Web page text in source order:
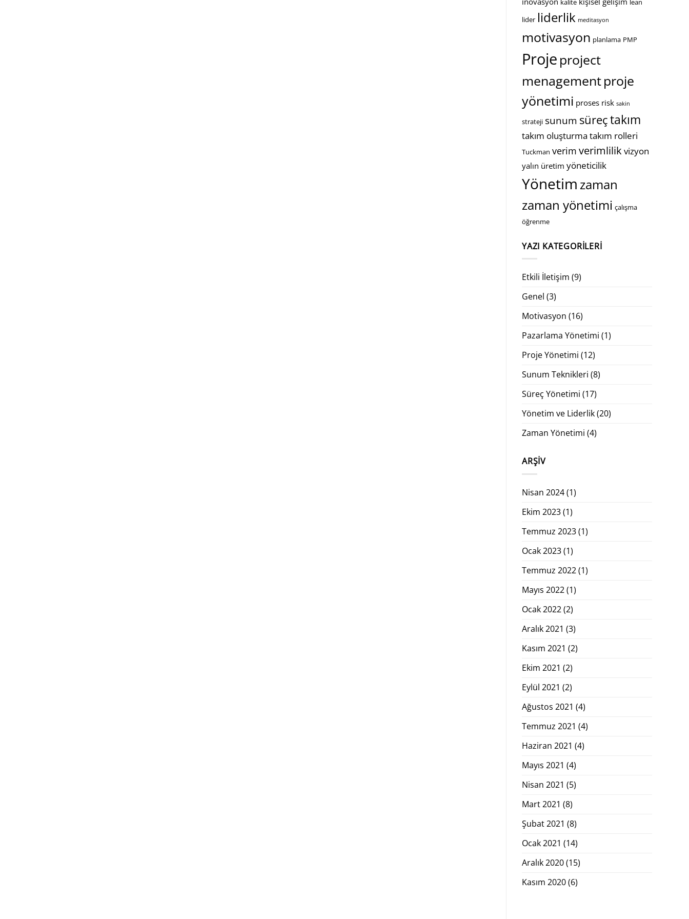
kalite
lean
lider liderlik meditasyon
motivasyon planlama PMP
Proje project
menagementproje
yönetimi proses risk sakin
strateji sunum süreçtakım
takım oluşturma takım rolleri
Tuckman verim verimlilik vizyon
yalın üretim yöneticilik
Yönetim zaman
zaman yönetimi çalışma
öğrenme
YAZI KATEGORILERI
Etkili İletişim (9)
Genel (3)
Motivasyon (16)
Pazarlama Yönetimi (1)
Proje Yönetimi (12)
Sunum Teknikleri (8)
Süreç Yönetimi (17)
Yönetim ve Liderlik(20)
Zaman Yönetimi (4)
ARŞIV
Nisan 2024(1)
Ekim 2023(1)
Temmuz 2023(1)
Ocak 2023(1)
Temmuz 2022(1)
Mayıs 2022(1)
Ocak 2022(2)
Aralık 2021 (3)
Kasım 2021 (2)
Ekim 2021 (2)
Eylül 2021 (2)
Ağustos 2021 (4)
Temmuz 2021 (4)
Haziran 2021 (4)
Mayıs 2021 (4)
Nisan 2021 (5)
Mart 2021 (8)
Şubat 2021 (8)
Ocak 2021 (14)
Aralık 2020(15)
Kasım 2020(6)